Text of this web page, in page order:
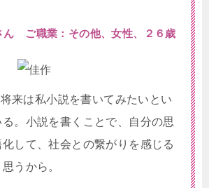
ん ご職業：その他、女性、２６歳
将来は私小説を書いてみたいとい
る。小説を書くことで、自分の思
して、社会との繋がりを感じる
うから。